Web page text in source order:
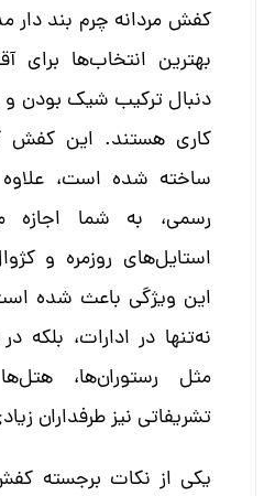
کفش مردانه چرم بند دار
بهترین انتخاب‌ها برای
دنبال ترکیب شیک بودن و
کاری هستند. این کفش
ساخته شده است،
رسمی، به شما اجازه
استایل‌های روزمره و
این ویژگی باعث شده
نه‌تنها در ادارات، بلکه
مثل رستوران‌ها،
تشریفاتی نیز طرفداران
یکی از نکات برجسته